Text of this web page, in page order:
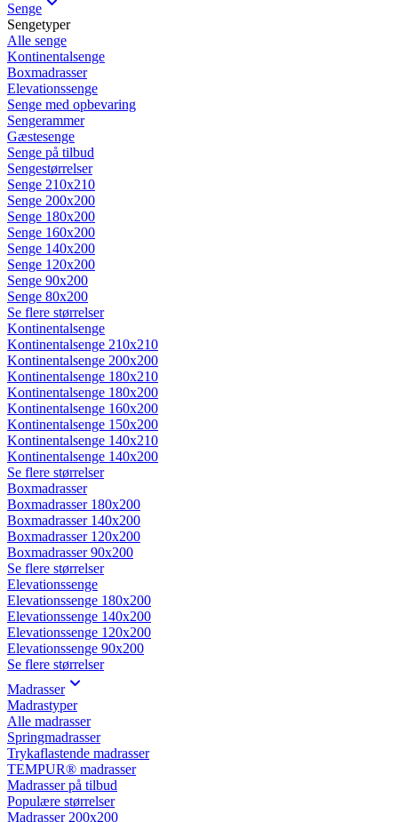
Senge
Sengetyper
Alle senge
Kontinentalsenge
Boxmadrasser
Elevationssenge
Senge med opbevaring
Sengerammer
Gæstesenge
Senge på tilbud
Sengestørrelser
Senge 210x210
Senge 200x200
Senge 180x200
Senge 160x200
Senge 140x200
Senge 120x200
Senge 90x200
Senge 80x200
Se flere størrelser
Kontinentalsenge
Kontinentalsenge 210x210
Kontinentalsenge 200x200
Kontinentalsenge 180x210
Kontinentalsenge 180x200
Kontinentalsenge 160x200
Kontinentalsenge 150x200
Kontinentalsenge 140x210
Kontinentalsenge 140x200
Se flere størrelser
Boxmadrasser
Boxmadrasser 180x200
Boxmadrasser 140x200
Boxmadrasser 120x200
Boxmadrasser 90x200
Se flere størrelser
Elevationssenge
Elevationssenge 180x200
Elevationssenge 140x200
Elevationssenge 120x200
Elevationssenge 90x200
Se flere størrelser
Madrasser
Madrastyper
Alle madrasser
Springmadrasser
Trykaflastende madrasser
TEMPUR® madrasser
Madrasser på tilbud
Populære størrelser
Madrasser 200x200